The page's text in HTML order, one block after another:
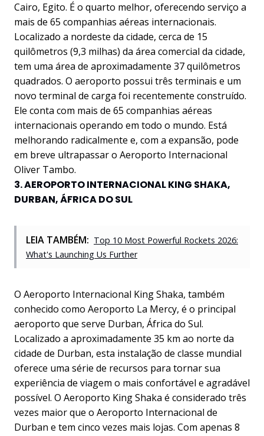
Cairo, Egito. É o quarto melhor, oferecendo serviço a
mais de 65 companhias aéreas internacionais.
Localizado a nordeste da cidade, cerca de 15
quilômetros (9,3 milhas) da área comercial da cidade,
tem uma área de aproximadamente 37 quilômetros
quadrados. O aeroporto possui três terminais e um
novo terminal de carga foi recentemente construído.
Ele conta com mais de 65 companhias aéreas
internacionais operando em todo o mundo. Está
melhorando radicalmente e, com a expansão, pode
em breve ultrapassar o Aeroporto Internacional
Oliver Tambo.
3. AEROPORTO INTERNACIONAL KING SHAKA,
DURBAN, ÁFRICA DO SUL
LEIA TAMBÉM: Top 10 Most Powerful Rockets 2026:
What's Launching Us Further
O Aeroporto Internacional King Shaka, também
conhecido como Aeroporto La Mercy, é o principal
aeroporto que serve Durban, África do Sul.
Localizado a aproximadamente 35 km ao norte da
cidade de Durban, esta instalação de classe mundial
oferece uma série de recursos para tornar sua
experiência de viagem o mais confortável e agradável
possível. O Aeroporto King Shaka é considerado três
vezes maior que o Aeroporto Internacional de
Durban e tem cinco vezes mais lojas. Com apenas 8